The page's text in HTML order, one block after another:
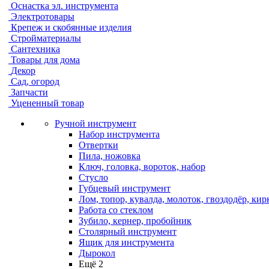
Оснастка эл. инструмента
Электротовары
Крепеж и скобянные изделия
Стройматериалы
Сантехника
Товары для дома
Декор
Сад, огород
Запчасти
Уцененный товар
Ручной инструмент
Набор инструмента
Отвертки
Пила, ножовка
Ключ, головка, вороток, набор
Стусло
Губцевый инструмент
Лом, топор, кувалда, молоток, гвоздодёр,
Работа со стеклом
Зубило, кернер, пробойник
Столярный инструмент
Ящик для инструмента
Дырокол
Ещё 2